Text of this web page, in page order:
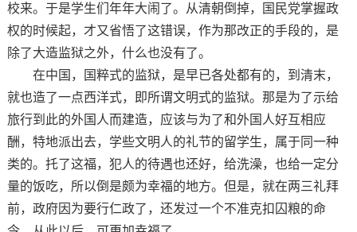
校来。于是学生们年年大闹了。从清朝倒掉，国民党掌握政
权的时候起，才又省悟了这错误，作为那改正的手段的，是
除了大造监狱之外，什么也没有了。
在中国，国粹式的监狱，是早已各处都有的，到清末，
就也造了一点西洋式，即所谓文明式的监狱。那是为了示给
旅行到此的外国人而建造，应该与为了和外国人好互相应
酬，特地派出去，学些文明人的礼节的留学生，属于同一种
类的。托了这福，犯人的待遇也还好，给洗澡，也给一定分
量的饭吃，所以倒是颇为幸福的地方。但是，就在两三礼拜
前，政府因为要行仁政了，还发过一个不准克扣囚粮的命